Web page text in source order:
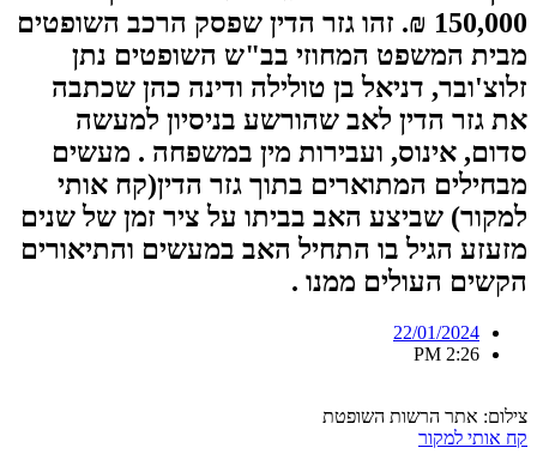
150,000 ₪. זהו גזר הדין שפסק הרכב השופטים
מבית המשפט המחוזי בב"ש השופטים נתן
זלוצ'ובר, דניאל בן טולילה ודינה כהן שכתבה
את גזר הדין לאב שהורשע בניסיון למעשה
סדום, אינוס, ועבירות מין במשפחה . מעשים
מבחילים המתוארים בתוך גזר הדין(קח אותי
למקור) שביצע האב בביתו על ציר זמן של שנים
מזעזע הגיל בו התחיל האב במעשים והתיאורים
הקשים העולים ממנו .
22/01/2024
2:26 PM
צילום: אתר הרשות השופטת
קח אותי למקור